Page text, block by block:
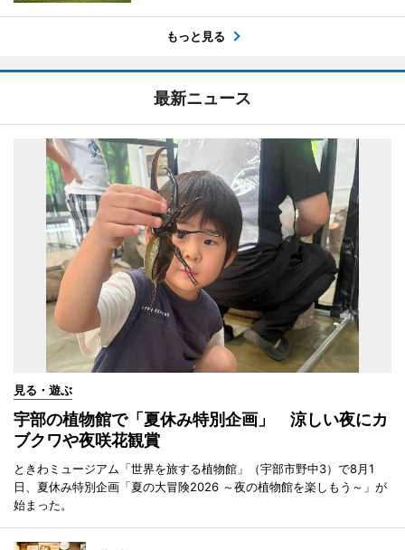
もっと見る
最新ニュース
見る・遊ぶ
宇部の植物館で「夏休み特別企画」 涼しい夜にカ
ブクワや夜咲花観賞
ときわミュージアム「世界を旅する植物館」（宇部市野中3）で8月1
日、夏休み特別企画「夏の大冒険2026 ～夜の植物館を楽しもう～」が
始まった。